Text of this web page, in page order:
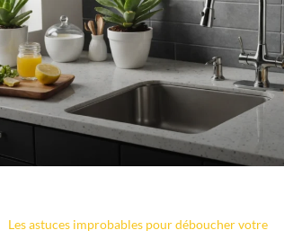
Les astuces improbables pour déboucher votre